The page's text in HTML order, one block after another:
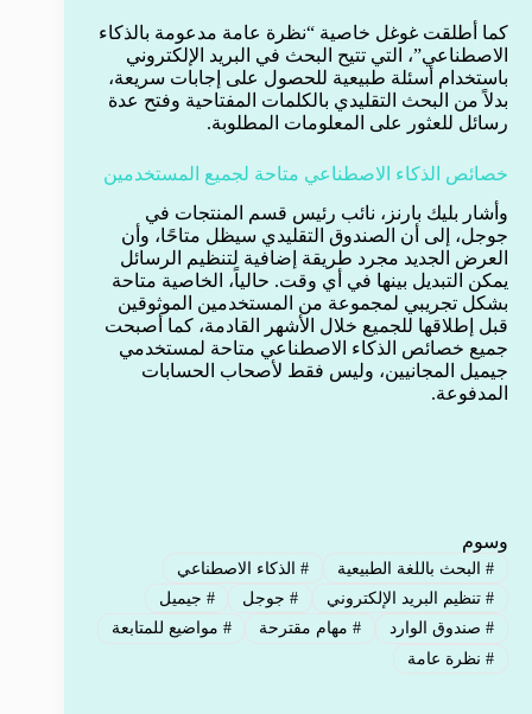
كما أطلقت غوغل خاصية “نظرة عامة مدعومة بالذكاء
الاصطناعي”، التي تتيح البحث في البريد الإلكتروني
باستخدام أسئلة طبيعية للحصول على إجابات سريعة،
بدلاً من البحث التقليدي بالكلمات المفتاحية وفتح عدة
رسائل للعثور على المعلومات المطلوبة.
خصائص الذكاء الاصطناعي متاحة لجميع المستخدمين
وأشار بليك بارنز، نائب رئيس قسم المنتجات في
جوجل، إلى أن الصندوق التقليدي سيظل متاحًا، وأن
العرض الجديد مجرد طريقة إضافية لتنظيم الرسائل
يمكن التبديل بينها في أي وقت. حالياً، الخاصية متاحة
بشكل تجريبي لمجموعة من المستخدمين الموثوقين
قبل إطلاقها للجميع خلال الأشهر القادمة، كما أصبحت
جميع خصائص الذكاء الاصطناعي متاحة لمستخدمي
جيميل المجانيين، وليس فقط لأصحاب الحسابات
المدفوعة.
وسوم
#البحث باللغة الطبيعية #الذكاء الاصطناعي
#تنظيم البريد الإلكتروني #جوجل # جيميل
#صندوق الوارد #مهام مقترحة # مواضيع للمتابعة
#نظرة عامة